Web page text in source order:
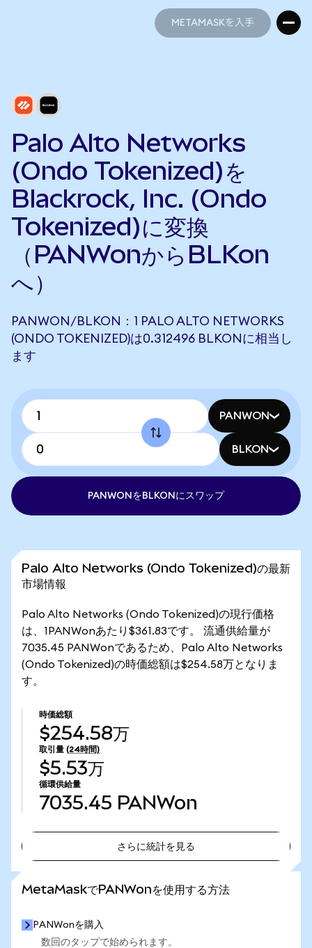
METAMASKを入手
Palo Alto Networks
(Ondo Tokenized)を
Blackrock, Inc. (Ondo
Tokenized)に変換
（PANWonからBLKon
へ）
PANWON/BLKON：1 PALO ALTO NETWORKS
(ONDO TOKENIZED)は0.312496 BLKONに相当し
ます
PANWON
BLKON
PANWONをBLKONにスワップ
Palo Alto Networks (Ondo Tokenized)の最新
市場情報
Palo Alto Networks (Ondo Tokenized)の現行価格
は、1PANWonあたり$361.83です。 流通供給量が
7035.45 PANWonであるため、Palo Alto Networks
(Ondo Tokenized)の時価総額は$254.58万となりま
す。
時価総額
$254.58万
取引量 (24時間)
$5.53万
循環供給量
7035.45 PANWon
さらに統計を見る
MetaMaskでPANWonを使用する方法
PANWonを購入
数回のタップで始められます。